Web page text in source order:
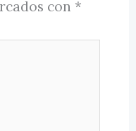
con *